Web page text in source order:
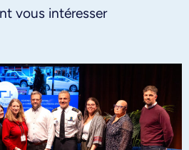
vous intéresser